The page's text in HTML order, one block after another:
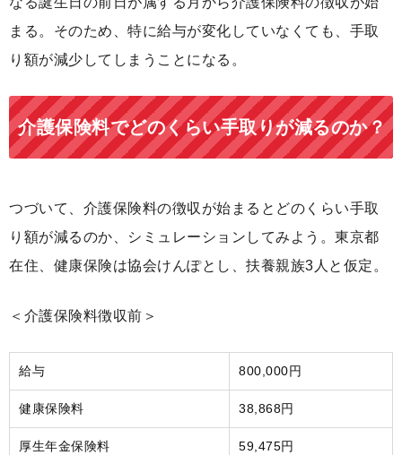
まる。そのため、特に給与が変化していなくても、手取
り額が減少してしまうことになる。
介護保険料でどのくらい手取りが減るのか？
つづいて、介護保険料の徴収が始まるとどのくらい手取
り額が減るのか、シミュレーションしてみよう。東京都
在住、健康保険は協会けんぽとし、扶養親族3人と仮定。
＜介護保険料徴収前＞
給与 800,000円
健康保険料 38,868円
厚生年金保険料 59,475円